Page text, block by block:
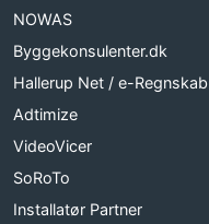
NOWAS
Byggekonsulenter.dk
Hallerup Net / e-Regnskab
Adtimize
VideoVicer
SoRoTo
Installatør Partner